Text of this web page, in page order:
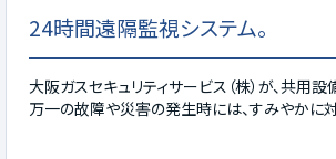
24時間遠隔監視システム。
大阪ガスセキュリティサービス（株）が、共用設
万一の故障や災害の発生時には、すみやかに対